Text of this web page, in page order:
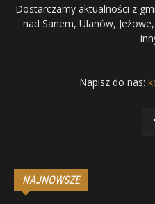
Dostarczamy aktualności z
nad Sanem, Ulanów,
Napisz do nas:
NAJNOWSZE